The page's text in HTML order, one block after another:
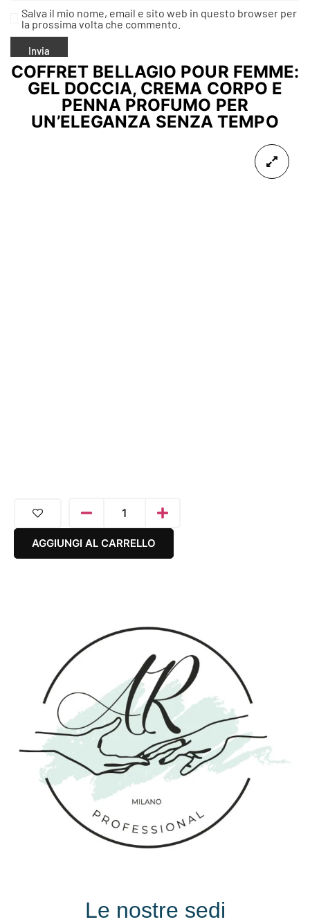
Salva il mio nome, email e sito web in questo browser per
la prossima volta che commento.
COFFRET BELLAGIO POUR FEMME:
GEL DOCCIA, CREMA CORPO E
PENNA PROFUMO PER
UN’ELEGANZA SENZA TEMPO
AGGIUNGI AL CARRELLO
Le nostre sedi